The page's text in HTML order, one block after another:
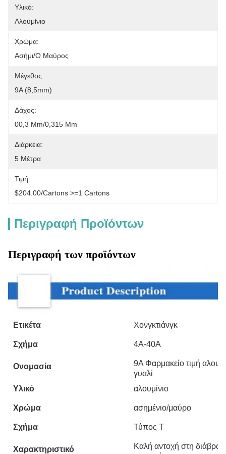
Υλικό:
Αλουμίνιο
Χρώμα:
Ασήμι/ο Μαύρος
Μέγεθος:
9A (8,5mm)
Δάχος:
00,3 Mm/0,315 Mm
Διάρκεια:
5 Μέτρα
Τιμή:
$204.00/cartons >=1 Cartons
Περιγραφή Προϊόντων
Περιγραφή των προϊόντων
Ετικέτα Χονγκτιάνγκ
Σχήμα 4Α-40Α
Ονομασία
9Α Φαρμακείο τιμή
γυαλί
Υλικό
αλουμίνιο
Χρώμα ασημένιο/μαύρο
Σχήμα Τύπος T
Χαρακτηριστικό
Καλή αντοχή στη